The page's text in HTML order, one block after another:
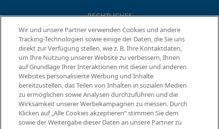
RECHTLICHES
Datenschutzvereinbarung
Partner-Gemeinschaften
Allgemeine Geschäftsbedingungen für Informationssicherheit
© 2026 Cepheid. Cepheid®, das Cepheid-Logo, GeneXpert®,
Xpert® und I-CORE® sind Marken von Cepheid, die in den USA
und anderen Ländern eingetragen sind.
Wir und unsere Partner verwenden Cookies und andere
Tracking-Technologien sowie einige der Daten, die Sie uns
direkt zur Verfügung stellen, wie z. B. Ihre Kontaktdaten,
um Ihre Nutzung unserer Website zu verbessern, Ihnen
auf Grundlage Ihrer Interaktionen mit dieser und anderen
Websites personalisierte Werbung und Inhalte
bereitzustellen, das Teilen von Inhalten in sozialen Medien
zu ermöglichen sowie Analysen durchzuführen und die
Wirksamkeit unserer Werbekampagnen zu messen. Durch
Klicken auf „Alle Cookies akzeptieren“ stimmen Sie dem
sowie der Weitergabe dieser Daten an unsere Partner zu